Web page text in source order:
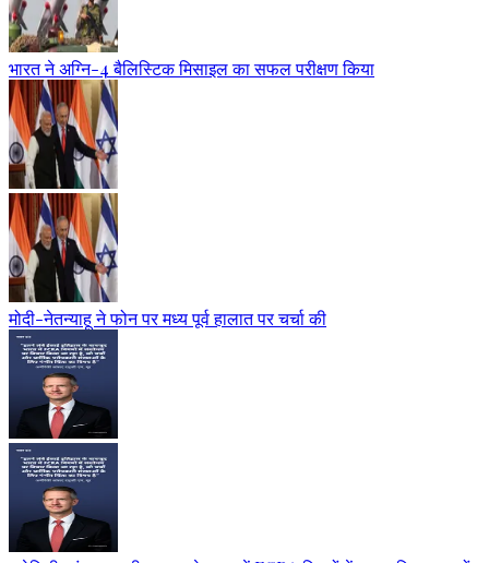
भारत ने अग्नि-4 बैलिस्टिक मिसाइल का सफल परीक्षण किया
मोदी-नेतन्याहू ने फोन पर मध्य पूर्व हालात पर चर्चा की